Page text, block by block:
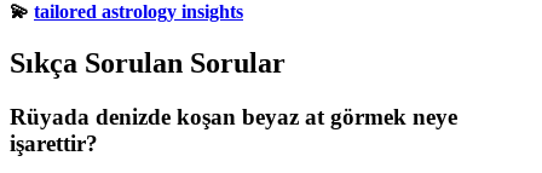
💫 tailored astrology insights
Sıkça Sorulan Sorular
Rüyada denizde koşan beyaz at görmek neye
işarettir?